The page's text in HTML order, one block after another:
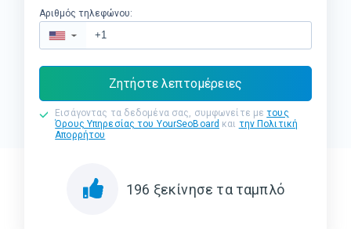
Αριθμός τηλεφώνου:
▼
Ζητήστε λεπτομέρειες
Εισάγοντας τα δεδομένα σας, συμφωνείτε μετους
Όρους Υπηρεσίας του YourSeoBoard και την Πολιτική
Απορρήτου
196 ξεκίνησε τα ταμπλό